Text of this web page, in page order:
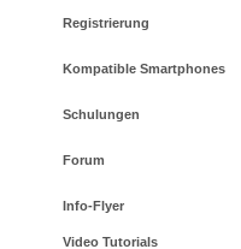
Registrierung
Kompatible Smartphones
Schulungen
Forum
Info-Flyer
Video Tutorials